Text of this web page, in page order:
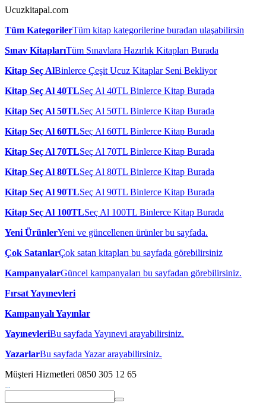
Ucuzkitapal.com
Tüm KategorilerTüm kitap kategorilerine buradan ulaşabilirsin
Sınav KitaplarıTüm Sınavlara Hazırlık Kitapları Burada
Kitap Seç AlBinlerce Çeşit Ucuz Kitaplar Seni Bekliyor
Kitap Seç Al 40TLSeç Al 40TL Binlerce Kitap Burada
Kitap Seç Al 50TLSeç Al 50TL Binlerce Kitap Burada
Kitap Seç Al 60TLSeç Al 60TL Binlerce Kitap Burada
Kitap Seç Al 70TLSeç Al 70TL Binlerce Kitap Burada
Kitap Seç Al 80TLSeç Al 80TL Binlerce Kitap Burada
Kitap Seç Al 90TLSeç Al 90TL Binlerce Kitap Burada
Kitap Seç Al 100TLSeç Al 100TL Binlerce Kitap Burada
Yeni ÜrünlerYeni ve güncellenen ürünler bu sayfada.
Çok SatanlarÇok satan kitapları bu sayfada görebilirsiniz
KampanyalarGüncel kampanyaları bu sayfadan görebilirsiniz.
Fırsat Yayınevleri
Kampanyalı Yayınlar
YayınevleriBu sayfada Yayınevi arayabilirsiniz.
YazarlarBu sayfada Yazar arayabilirsiniz.
Müşteri Hizmetleri 0850 305 12 65